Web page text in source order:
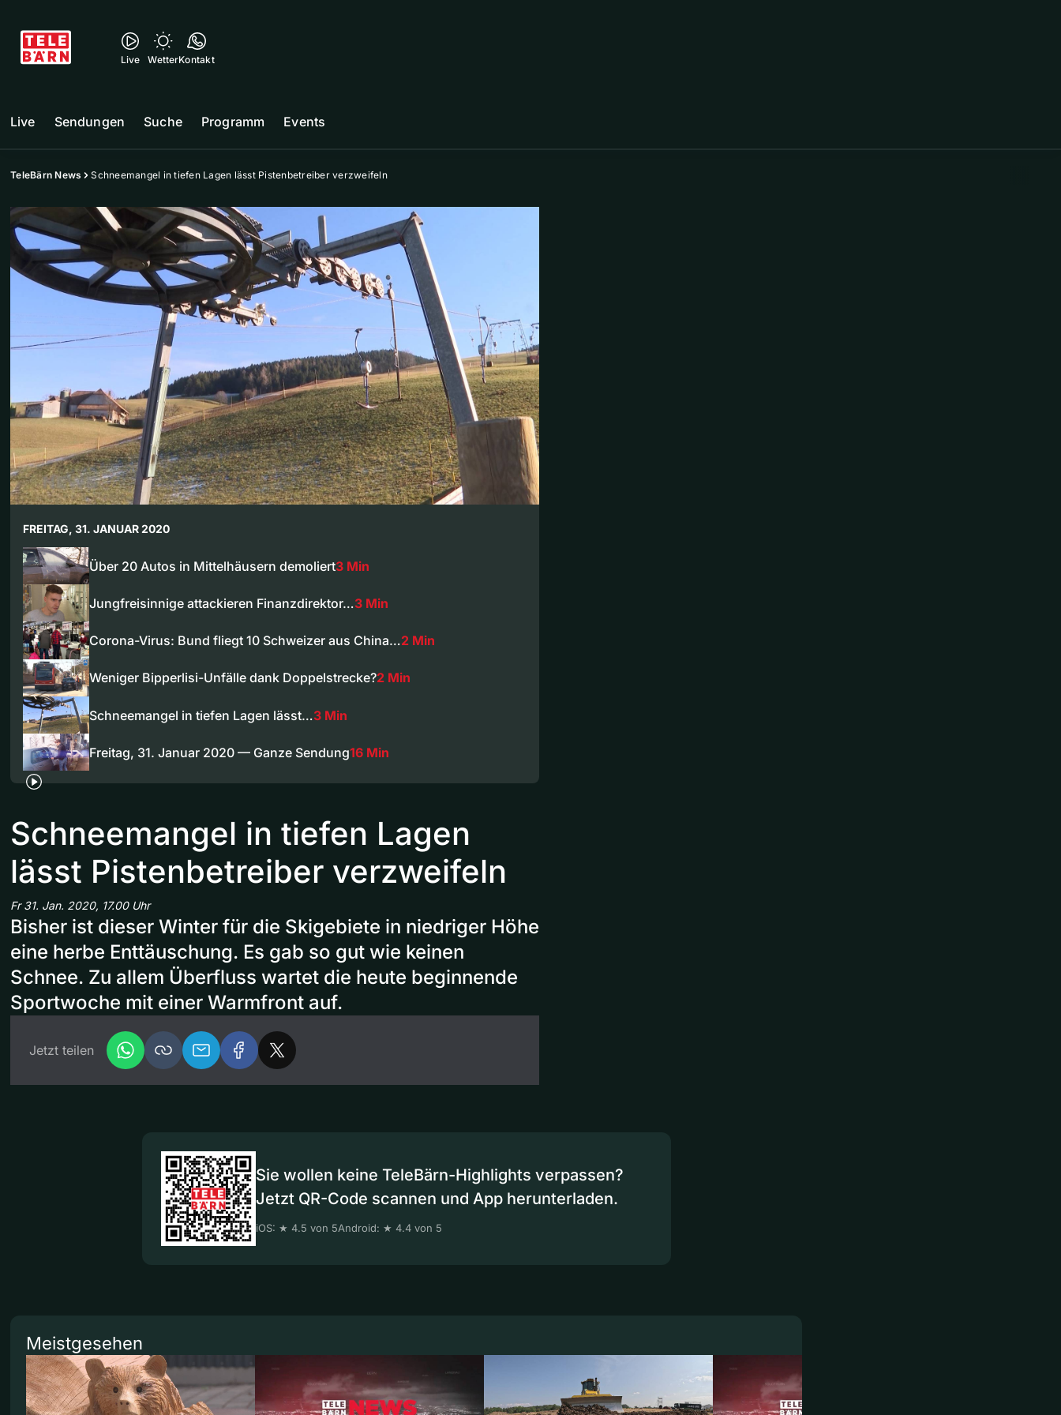
Live WetterKontakt
Live Sendungen Suche Programm Events
TeleBärn News Schneemangel in tiefen Lagen lässt Pistenbetreiber verzweifeln
FREITAG, 31. JANUAR 2020
Über 20 Autos in Mittelhäusern demoliert3 Min
Jungfreisinnige attackieren Finanzdirektor…3 Min
Corona-Virus: Bund fliegt 10 Schweizer aus China…2 Min
Weniger Bipperlisi-Unfälle dank Doppelstrecke?2 Min
Schneemangel in tiefen Lagen lässt…3 Min
Freitag, 31. Januar 2020 — Ganze Sendung16 Min
Schneemangel in tiefen Lagen
lässt Pistenbetreiber verzweifeln
Fr 31. Jan. 2020, 17.00 Uhr
Bisher ist dieser Winter für die Skigebiete in niedriger Höhe
eine herbe Enttäuschung. Es gab so gut wie keinen
Schnee. Zu allem Überfluss wartet die heute beginnende
Sportwoche mit einer Warmfront auf.
Jetzt teilen
Sie wollen keine TeleBärn-Highlights verpassen?
Jetzt QR-Code scannen und App herunterladen.
iOS: ★ 4.5 von 5Android: ★ 4.4 von 5
Meistgesehen